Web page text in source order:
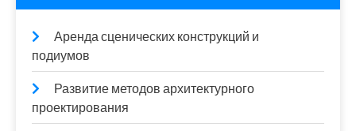
Аренда сценических конструкций и
подиумов
Развитие методов архитектурного
проектирования